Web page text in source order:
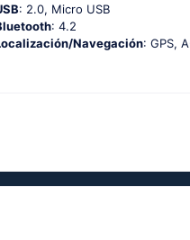
: 2.0, Micro USB
: 4.2
Navegación: GРS,